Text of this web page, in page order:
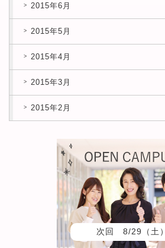
2015年6月
2015年5月
2015年4月
2015年3月
2015年2月
次回 8/29（土）